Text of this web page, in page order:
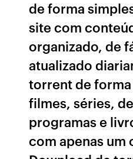
de forma
site com
organizado, de
atualizado
torrent de
filmes, séries,
programas e
com apenas um